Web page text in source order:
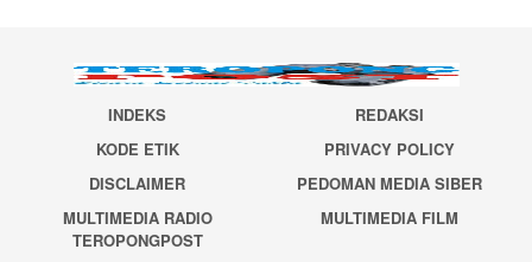
INDEKS
REDAKSI
KODE ETIK
PRIVACY POLICY
DISCLAIMER
PEDOMAN MEDIA SIBER
MULTIMEDIA RADIO
TEROPONGPOST
MULTIMEDIA FILM